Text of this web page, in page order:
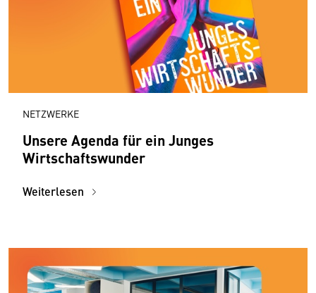
NETZWERKE
Unsere Agenda für ein Junges
Wirtschaftswunder
Weiterlesen